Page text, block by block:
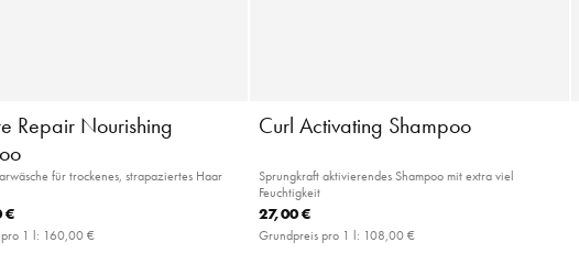
Repair Nourishing
für trockenes, strapaziertes Haar
€
1 l: 160,00 €
Curl Activating Shampoo
Sprungkraft aktivierendes Shampoo mit extra viel
Feuchtigkeit
27,00 €
Grundpreis pro 1 l: 108,00 €